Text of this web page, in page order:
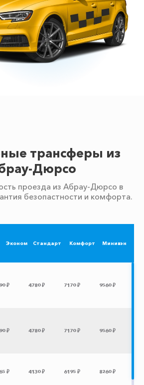
трансферы из
Дюрсо
проезда из Абрау-Дюрсо в
безопастности и комфорта.
Эконом Стандарт Комфорт Минивэн
₽ 4780 ₽ 7170 ₽ 9560 ₽
₽ 4780 ₽ 7170 ₽ 9560 ₽
₽ 4130 ₽ 6195 ₽ 8260 ₽